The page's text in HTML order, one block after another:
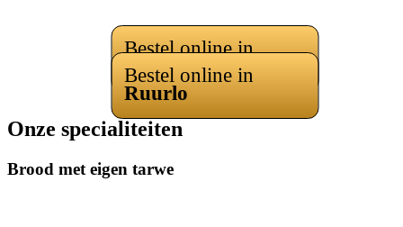
Bestel online in
Lichtenvoorde
Bestel online in
Ruurlo
Onze specialiteiten
Brood met eigen tarwe